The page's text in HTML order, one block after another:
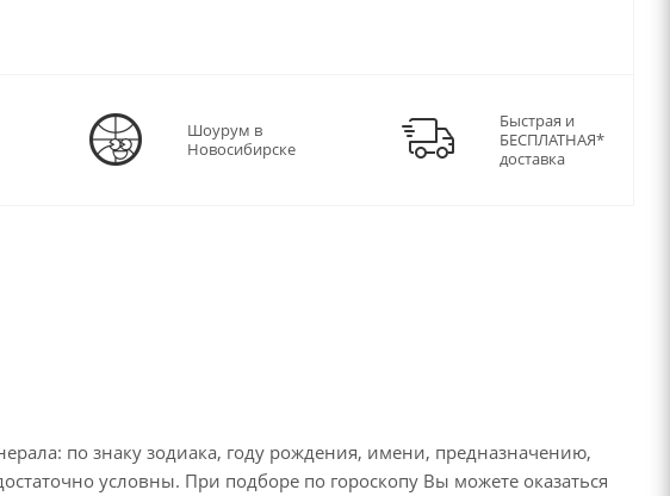
Шоурум в
Новосибирске
Быстрая и
БЕСПЛАТНАЯ*
доставка
по знаку зодиака, году рождения, имени, предназначению,
условны. При подборе по гороскопу Вы можете оказаться